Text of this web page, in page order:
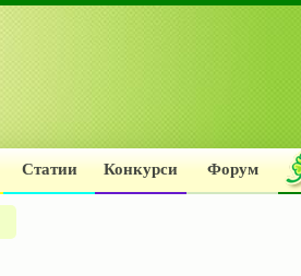
Статии Конкурси Форум